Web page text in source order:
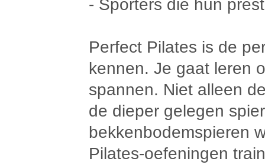
- Sporters die hun
Perfect Pilates is de
kennen. Je gaat leren
spannen. Niet alleen
de dieper gelegen
bekkenbodemspieren
Pilates-oefeningen